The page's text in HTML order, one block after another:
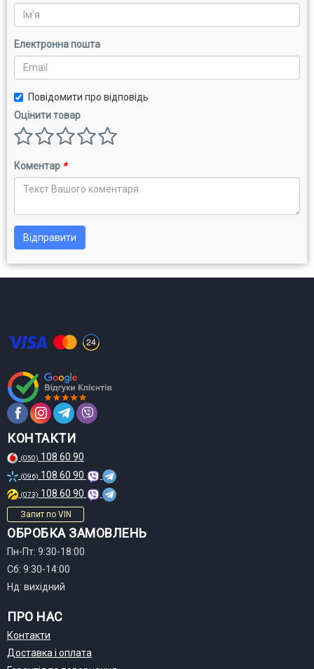
Електронна пошта
Повідомити про відповідь
Оцінити товар
Коментар *
Відправити
КОНТАКТИ
(050) 108 60 90
(096) 108 60 90
(073) 108 60 90
Запит по VIN
ОБРОБКА ЗАМОВЛЕНЬ
Пн-Пт: 9:30-18:00
Сб: 9:30-14:00
Нд: вихідний
ПРО НАС
Контакти
Доставка і оплата